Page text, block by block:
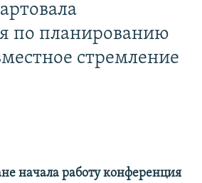
по планированию
стремление
начала работу конференция